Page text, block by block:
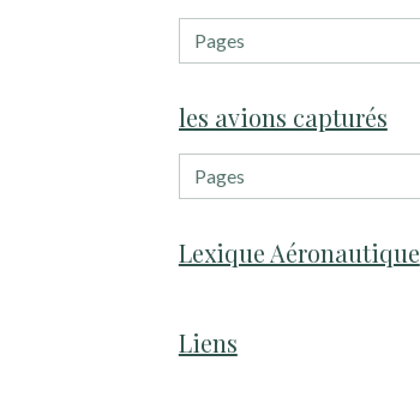
les avions capturés
Lexique Aéronautique
Liens